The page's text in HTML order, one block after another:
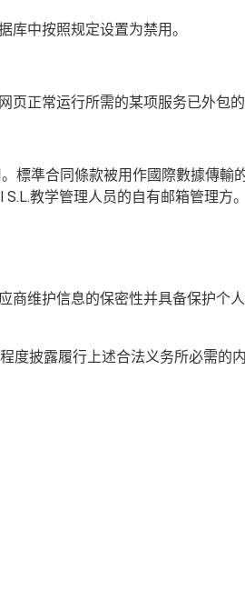
库中按照规定设置为禁用。
页正常运行所需的某项服务已外包的
標準合同條款被用作國際數據傳輸的
教学管理人员的自有邮箱管理方。
商维护信息的保密性并具备保护个
度披露履行上述合法义务所必需的内